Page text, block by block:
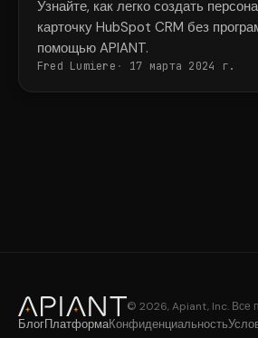
бесплатной системы
созданной на базе APIANT.
Fred Lumiere 18 сентября 2024 г.
используя код Клода.
Узнайте, как легко создать
карточку HubSpot CRM без
помощью APIANT.